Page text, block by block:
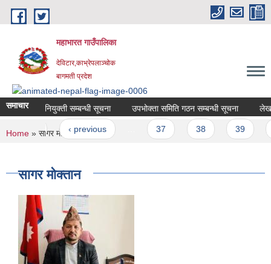
Skip to main content
महाभारत गाउँपालिका
देविटार,काभ्रेपलाञ्चोक
बागमती प्रदेश
समाचारपरामर्श नियुक्ती सम्बन्धी सूचना उपभोक्ता समिति गठन सम्बन्धी सूचना
‹ previous 37 38 39
You are here
Home » सागर माेक्तान
सागर माेक्तान